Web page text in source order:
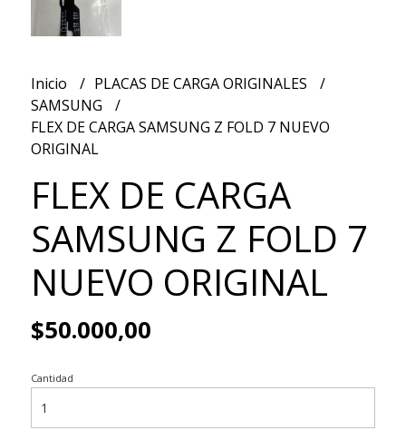
Inicio
PLACAS DE CARGA ORIGINALES
SAMSUNG
FLEX DE CARGA SAMSUNG Z FOLD 7 NUEVO
ORIGINAL
FLEX DE CARGA
SAMSUNG Z FOLD 7
NUEVO ORIGINAL
$50.000,00
Cantidad